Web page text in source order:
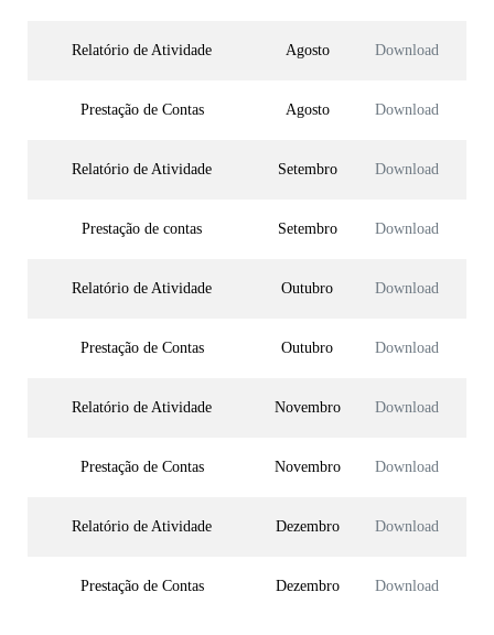
Relatório de Atividade Agosto Download
Prestação de Contas Agosto Download
Relatório de Atividade Setembro Download
Prestação de contas Setembro Download
Relatório de Atividade Outubro Download
Prestação de Contas Outubro Download
Relatório de Atividade Novembro Download
Prestação de Contas Novembro Download
Relatório de Atividade Dezembro Download
Prestação de Contas Dezembro Download